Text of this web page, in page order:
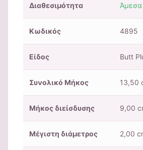
Διαθεσιμότητα Άμεσα
Κωδικός 4895
Είδος Butt
Συνολικό Μήκος 13,50
Μήκος διείσδυσης 9,00
Μέγιστη διάμετρος 2,00